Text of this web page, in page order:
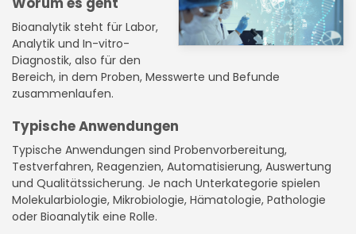
Bioanalytik steht für Labor,
Analytik und In-vitro-
Diagnostik, also für den
Bereich, in dem Proben, Messwerte und Befunde
zusammenlaufen.
Typische Anwendungen
Typische Anwendungen sind Probenvorbereitung,
Testverfahren, Reagenzien, Automatisierung, Auswertung
und Qualitätssicherung. Je nach Unterkategorie spielen
Molekularbiologie, Mikrobiologie, Hämatologie, Pathologie
oder Bioanalytik eine Rolle.